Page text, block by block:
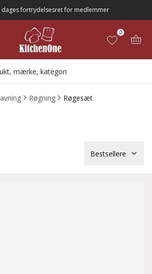
dages fortrydelsesret for medlemmer
0
Røgning Røgesæt
Bestsellere